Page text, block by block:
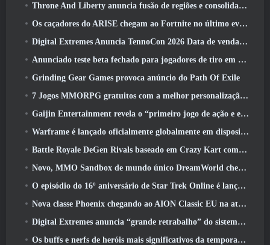
Throne And Liberty anuncia fusão de regiões e consolidação de servidores
Os caçadores do ARISE chegam ao Fortnite no último evento de colaboração
Digital Extremes Anuncia TennoCon 2026 Data de venda de ingressos
Anunciado teste beta fechado para jogadores de tiro em terceira pessoa
Grinding Gear Games provoca anúncio do Path Of Exile
7 Jogos MMORPG gratuitos com a melhor personalização de personagens
Gaijin Entertainment revela o “primeiro jogo de ação e extração espacial” Star Wrath
Warframe é lançado oficialmente globalmente em dispositivos Android
Battle Royale DeGen Rivals baseado em Crazy Kart combina todas as coisas que você provavelmente não sabia que queria combinadas
Novo, MMO Sandbox de mundo único DreamWorld chegando ao Steam com acesso antecipado
O episódio do 16º aniversário de Star Trek Online é lançado como parte da atualização de “corrupção”
Nova classe Phoenix chegando ao AION Classic EU na atualização ‘Ignite’
Digital Extremes anuncia “grande retrabalho” do sistema de progressão de jogadores do Soulframe
Os buffs e nerfs de heróis mais significativos da temporada 6.5